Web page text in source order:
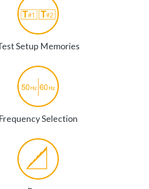
Setup Memories
Frequency Selection